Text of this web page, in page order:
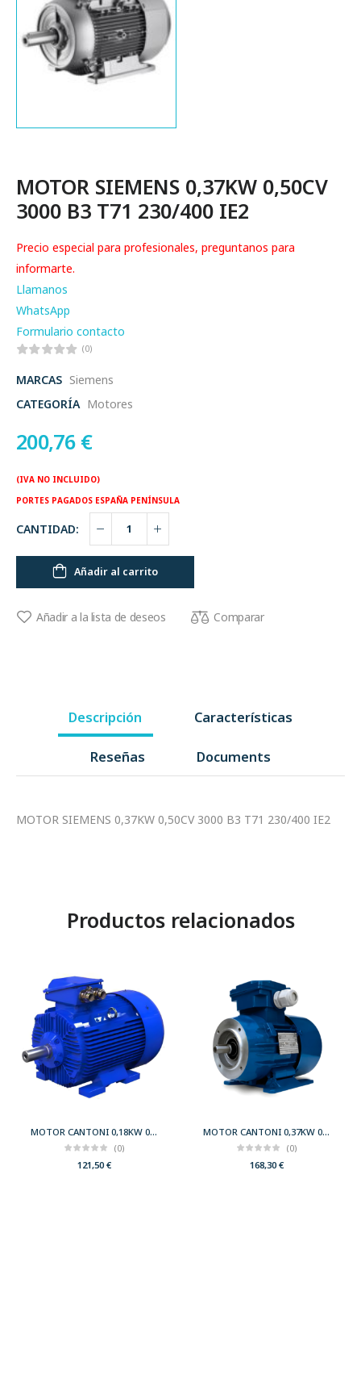
MOTOR SIEMENS 0,37KW 0,50CV
3000 B3 T71 230/400 IE2
Precio especial para profesionales, preguntanos para
informarte.
Llamanos
WhatsApp
Formulario contacto
(0)
MARCAS Siemens
CATEGORÍA Motores
200,76 €
(IVA NO INCLUIDO)
PORTES PAGADOS ESPAÑA PENÍNSULA
CANTIDAD:
Añadir al carrito
Añadir a la lista de deseos Comparar
Descripción Características
Reseñas Documents
MOTOR SIEMENS 0,37KW 0,50CV 3000 B3 T71 230/400 IE2
Productos relacionados
MOTOR CANTONI 0,18KW 0,25CV 3000 B3 T63 230/400 IE2
(0)
121,50€
MOTOR CANTONI 0,37KW 0,50CV 3000 B34 T71 230/400 IE2
(0)
168,30€